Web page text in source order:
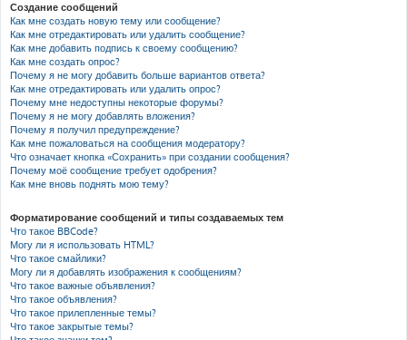
Создание сообщений
Как мне создать новую тему или сообщение?
Как мне отредактировать или удалить сообщение?
Как мне добавить подпись к своему сообщению?
Как мне создать опрос?
Почему я не могу добавить больше вариантов ответа?
Как мне отредактировать или удалить опрос?
Почему мне недоступны некоторые форумы?
Почему я не могу добавлять вложения?
Почему я получил предупреждение?
Как мне пожаловаться на сообщения модератору?
Что означает кнопка «Сохранить» при создании сообщения?
Почему моё сообщение требует одобрения?
Как мне вновь поднять мою тему?
Форматирование сообщений и типы создаваемых тем
Что такое BBCode?
Могу ли я использовать HTML?
Что такое смайлики?
Могу ли я добавлять изображения к сообщениям?
Что такое важные объявления?
Что такое объявления?
Что такое прилепленные темы?
Что такое закрытые темы?